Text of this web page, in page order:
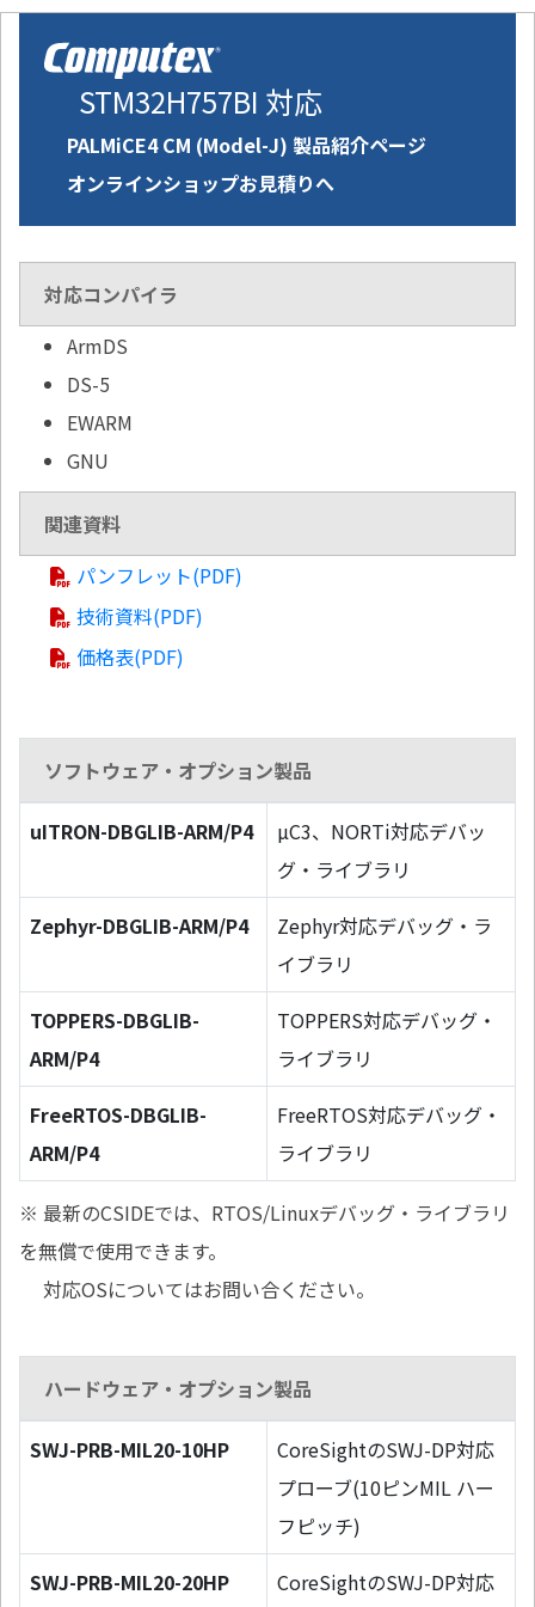
STM32H757BI 対応
PALMiCE4 CM (Model-J) 製品紹介ページ
オンラインショップお見積りへ
対応コンパイラ
ArmDS
DS-5
EWARM
GNU
関連資料
パンフレット(PDF)
技術資料(PDF)
価格表(PDF)
ソフトウェア・オプション製品
uITRON-DBGLIB-ARM/P4
µC3、NORTi対応デバッ
グ・ライブラリ
Zephyr-DBGLIB-ARM/P4
Zephyr対応デバッグ・ラ
イブラリ
TOPPERS-DBGLIB-
ARM/P4
TOPPERS対応デバッグ・
ライブラリ
FreeRTOS-DBGLIB-
ARM/P4
FreeRTOS対応デバッグ・
ライブラリ
※ 最新のCSIDEでは、RTOS/Linuxデバッグ・ライブラリ
を無償で使用できます。
対応OSについてはお問い合ください。
ハードウェア・オプション製品
SWJ-PRB-MIL20-10HP
CoreSightのSWJ-DP対応
プローブ(10ピンMIL ハー
フピッチ)
SWJ-PRB-MIL20-20HP
CoreSightのSWJ-DP対応